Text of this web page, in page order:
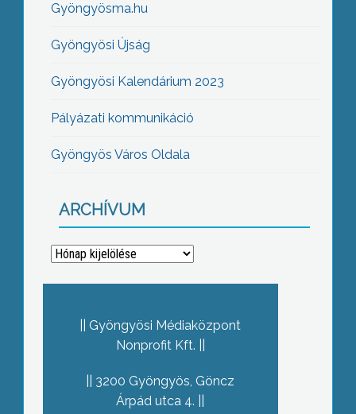
Gyöngyösma.hu
Gyöngyösi Újság
Gyöngyösi Kalendárium 2023
Pályázati kommunikáció
Gyöngyös Város Oldala
ARCHÍVUM
Archívum
Gyöngyösi Médiaközpont
Nonprofit Kft.
3200 Gyöngyös, Göncz
Árpád utca 4.